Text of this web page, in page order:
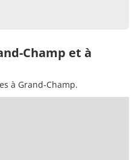
Champ et à
à Grand-Champ.